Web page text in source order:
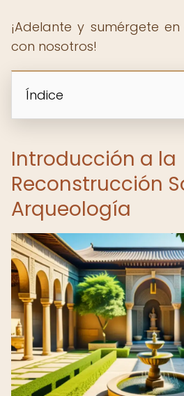
¡Adelante y sumérgete
con nosotros!
Índice
Introducción a la
Reconstrucción
Arqueología